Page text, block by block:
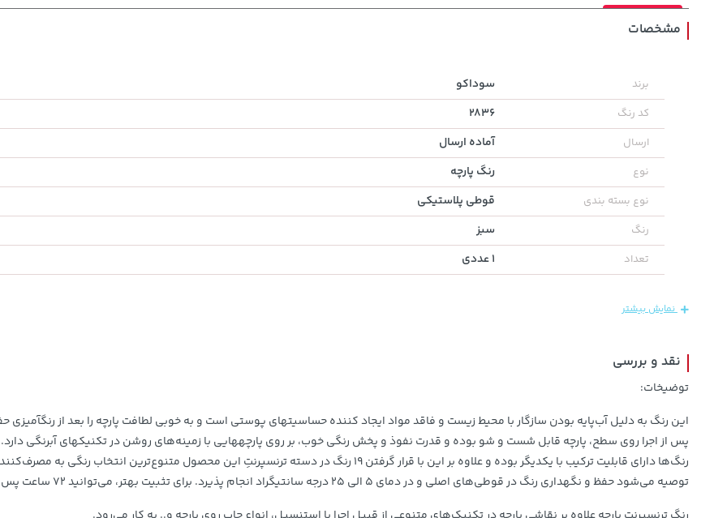
2,179,000
90,000
خرید
6,580,000
129,000
145,900
مشخصات
برند سوداکو
کد رنگ 2836
ارسال آماده ارسال
نوع رنگ پارچه
نوع بسته بندی قوطی پلاستیکی
رنگ سبز
تعداد 1 عددی
نمایش بیشتر
نقد و بررسی
توضیخات:
این رنگ به دلیل آب‌پایه بودن سازگار با محیط زیست و فاقد مواد ایجاد کننده حساسیت؜های پوستی است و به خوبی لطافت پارچه را بعد از رنگ؜آمیزی
پس از اجرا روی سطح، پارچه قابل شست و شو بوده و قدرت نفوذ و پخش رنگی خوب، بر روی پارچه؜هایی با زمینه‌های روشن در تکنیک؜های آبرنگی دارد.
رنگ‌ها دارای قابلیت ترکیب با یکدیگر بوده و علاوه بر این با قرار گرفتن 19 رنگ در دسته ترنسپرنتِ این محصول متنوع‌ترین انتخاب رنگی به مصرف‌کننده ارائه شده است.
توصیه می‌شود حفظ و نگهداری رنگ در قوطی‌های اصلی و در دمای 5 الی 25 درجه سانتیگراد انجام پذیرد. برای تثبیت بهتر، می‌توانید 72 ساعت پس از اجرا پارچه را از پشت به صورت بدون بخار، اتو کنید.